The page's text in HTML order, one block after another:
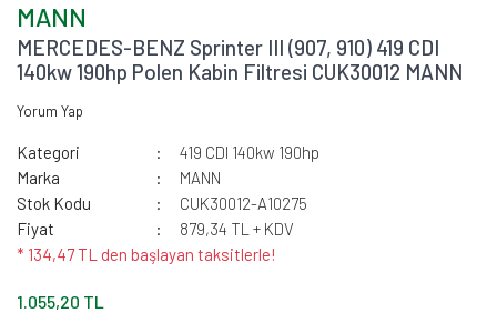
MANN
MERCEDES-BENZ Sprinter III (907, 910) 419 CDI
140kw 190hp Polen Kabin Filtresi CUK30012 MANN
Yorum Yap
Kategori
419 CDI 140kw 190hp
Marka
MANN
Stok Kodu
CUK30012-A10275
Fiyat
879,34 TL + KDV
* 134,47 TL den başlayan taksitlerle!
1.055,20 TL